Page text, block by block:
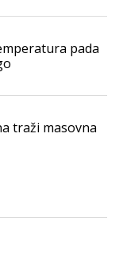
pada
traži masovna